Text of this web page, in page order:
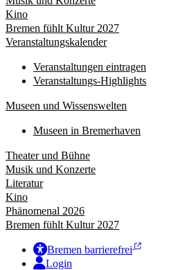
Kino
Bremen fühlt Kultur 2027
Veranstaltungskalender
Veranstaltungen eintragen
Veranstaltungs-Highlights
Museen und Wissenswelten
Museen in Bremerhaven
Theater und Bühne
Musik und Konzerte
Literatur
Kino
Phänomenal 2026
Bremen fühlt Kultur 2027
Bremen barrierefrei
Login